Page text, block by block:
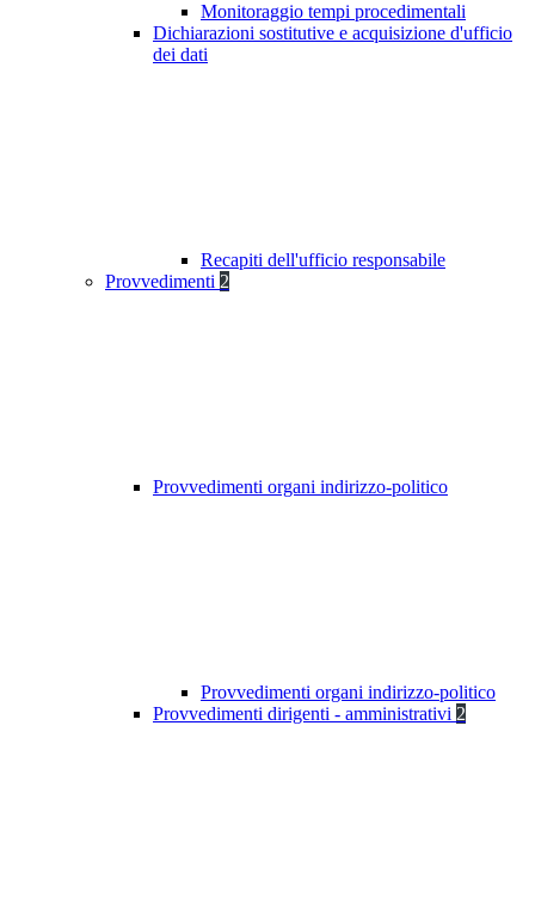
Monitoraggio tempi procedimentali
Dichiarazioni sostitutive e acquisizione d'ufficio
dei dati
Recapiti dell'ufficio responsabile
Provvedimenti 2
Provvedimenti organi indirizzo-politico
Provvedimenti organi indirizzo-politico
Provvedimenti dirigenti - amministrativi 2